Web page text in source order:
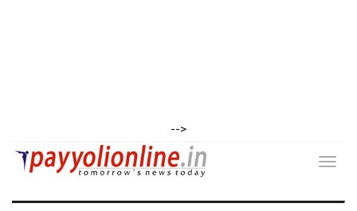
-->